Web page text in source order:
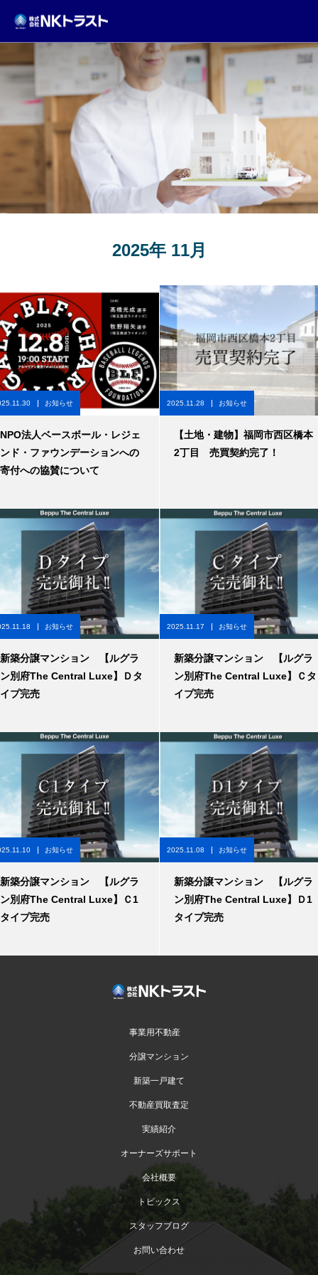
TOPICS
2025年 11月
お知らせ
NPO法人ベースボール・レジェ
ンド・ファウンデーションへの
寄付への協賛について
2025.11.28 お知らせ
【土地・建物】福岡市西区橋本
2丁目 売買契約完了！
お知らせ
新築分譲マンション 【ルグラ
ン別府The Central Luxe】Ｄタ
イプ完売
2025.11.17 お知らせ
新築分譲マンション 【ルグラ
ン別府The Central Luxe】Ｃタ
イプ完売
お知らせ
新築分譲マンション 【ルグラ
ン別府The Central Luxe】Ｃ1
タイプ完売
2025.11.08 お知らせ
新築分譲マンション 【ルグラ
ン別府The Central Luxe】Ｄ1
タイプ完売
事業用不動産
分譲マンション
新築一戸建て
不動産買取査定
実績紹介
オーナーズサポート
会社概要
トピックス
スタッフブログ
お問い合わせ